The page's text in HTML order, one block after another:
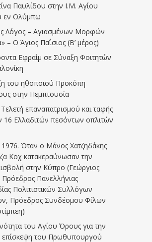
Παυλίδου στην Ι.Μ. Αγίου
εν Ολύμπω
Λόγος – Αγιασμένων Μορφών
– Ο Άγιος Παΐσιος (Β’ μέρος)
Εφραίμ σε Σύναξη Φοιτητών
του ηθοποιού Προκόπη
στην Πεμπτουσία
επαναπατρισμού και ταφής
16 Ελλαδιτών πεσόντων οπλιτών
Όταν ο Μάνος Χατζηδάκης
Κοχ κατακεραύνωσαν την
στην Κύπρο (Γεώργιος
Πρόεδρος Πανελλήνιας
Πολιτιστικών Συλλόγων
Πρόεδρος Συνδέσμου Φίλων
του Αγίου Όρους για την
του Πρωθυπουργού